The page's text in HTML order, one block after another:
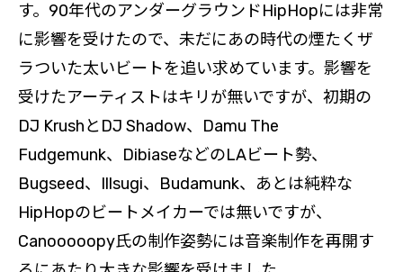
す。90年代のアンダーグラウンドHipHopには非常
に影響を受けたので、未だにあの時代の煙たくザ
ラついた太いビートを追い求めています。影響を
受けたアーティストはキリが無いですが、初期の
DJ KrushとDJ Shadow、Damu The
Fudgemunk、DibiaseなどのLAビート勢、
Bugseed、Illsugi、Budamunk、あとは純粋な
HipHopのビートメイカーでは無いですが、
Canooooopy氏の制作姿勢には音楽制作を再開す